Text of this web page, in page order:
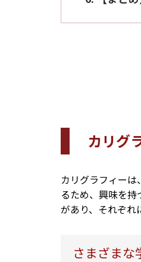
カリグ
カリグラフィー
るため、興味を
があり、それぞれ
さまざまな